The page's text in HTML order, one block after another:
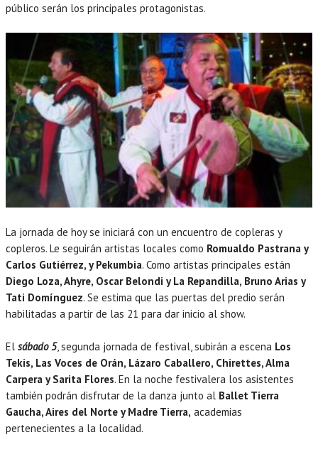
público serán los principales protagonistas.
La jornada de hoy se iniciará con un encuentro de copleras y
copleros. Le seguirán artistas locales como Romualdo Pastrana y
Carlos Gutiérrez, y Pekumbia. Como artistas principales están
Diego Loza, Ahyre, Oscar Belondi y La Repandilla, Bruno Arias y
Tati Domínguez. Se estima que las puertas del predio serán
habilitadas a partir de las 21 para dar inicio al show.
El sábado 5, segunda jornada de festival, subirán a escena Los
Tekis, Las Voces de Orán, Lázaro Caballero, Chirettes, Alma
Carpera y Sarita Flores. En la noche festivalera los asistentes
también podrán disfrutar de la danza junto al Ballet Tierra
Gaucha, Aires del Norte y Madre Tierra, academias
pertenecientes a la localidad.